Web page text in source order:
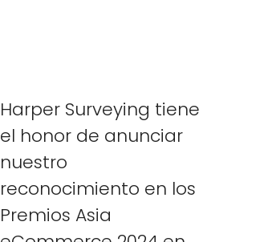
Harper Surveying tiene
el honor de anunciar
nuestro
reconocimiento en los
Premios Asia